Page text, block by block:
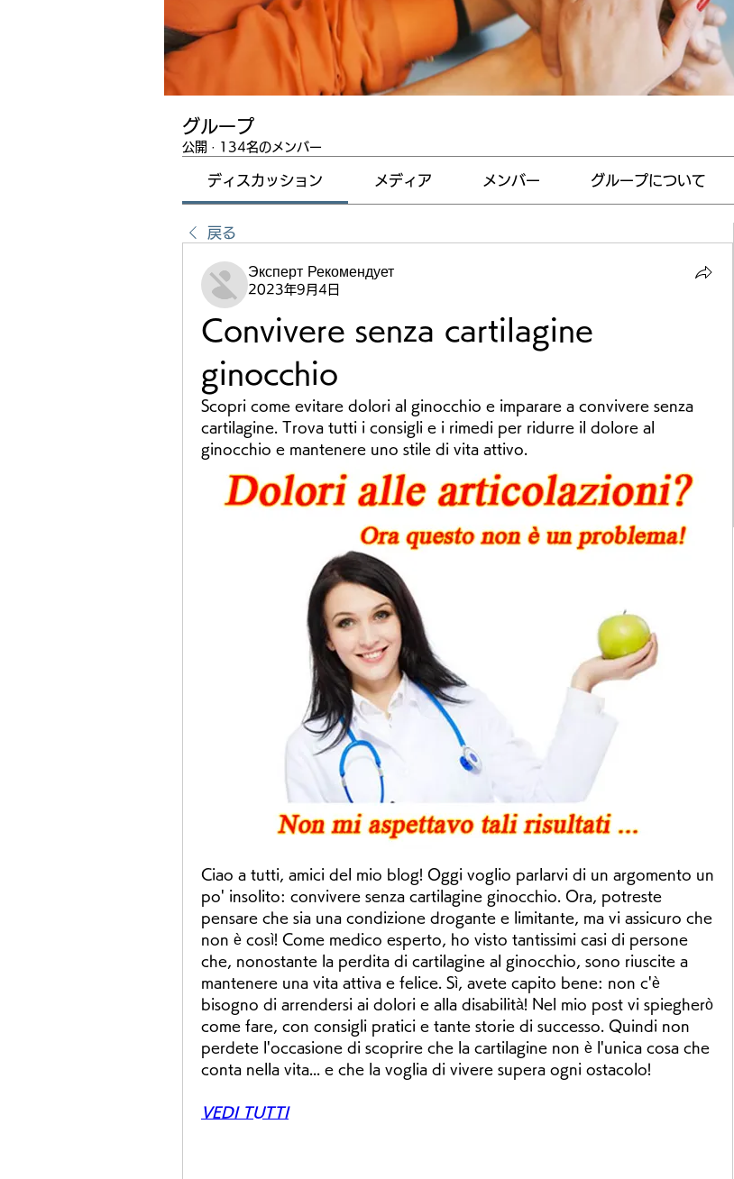
グループ
公開 · 134名のメンバー
ディスカッション メディア メンバー グループについて
戻る
Эксперт Рекомендует
2023年9月4日
Convivere senza cartilagine
ginocchio
Scopri come evitare dolori al ginocchio e imparare a convivere senza
cartilagine. Trova tutti i consigli e i rimedi per ridurre il dolore al
ginocchio e mantenere uno stile di vita attivo.
Ciao a tutti, amici del mio blog! Oggi voglio parlarvi di un argomento un
po' insolito: convivere senza cartilagine ginocchio. Ora, potreste
pensare che sia una condizione drogante e limitante, ma vi assicuro che
non è così! Come medico esperto, ho visto tantissimi casi di persone
che, nonostante la perdita di cartilagine al ginocchio, sono riuscite a
mantenere una vita attiva e felice. Sì, avete capito bene: non c'è
bisogno di arrendersi ai dolori e alla disabilità! Nel mio post vi spiegherò
come fare, con consigli pratici e tante storie di successo. Quindi non
perdete l'occasione di scoprire che la cartilagine non è l'unica cosa che
conta nella vita... e che la voglia di vivere supera ogni ostacolo!
VEDI TUTTI